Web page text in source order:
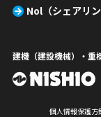
Nol（シェアリ
建機（建設機械）・重
個人情報保護方